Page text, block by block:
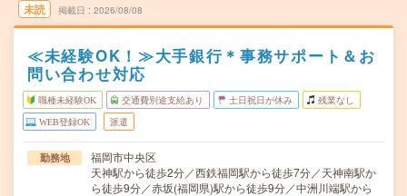
未読 掲載日 2026/08/08
≪未経験OK！≫大手銀行＊事務サポート＆お
問い合わせ対応
職種未経験OK 交通費別途支給あり 土日祝日が休み 残業なし
WEB登録OK 派遣
勤務地
福岡市中央区
天神駅から徒歩2分／西鉄福岡駅から徒歩7分／天神南駅か
ら徒歩9分／赤坂(福岡県)駅から徒歩9分／中洲川端駅から